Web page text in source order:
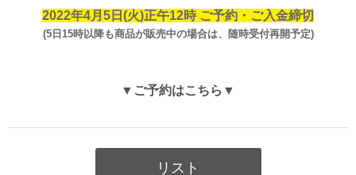
2022年4月5日(火)正午12時 ご予約・ご入金締切
(5日15時以降も商品が販売中の場合は、随時受付再開予定)
▼ご予約はこちら▼
リスト